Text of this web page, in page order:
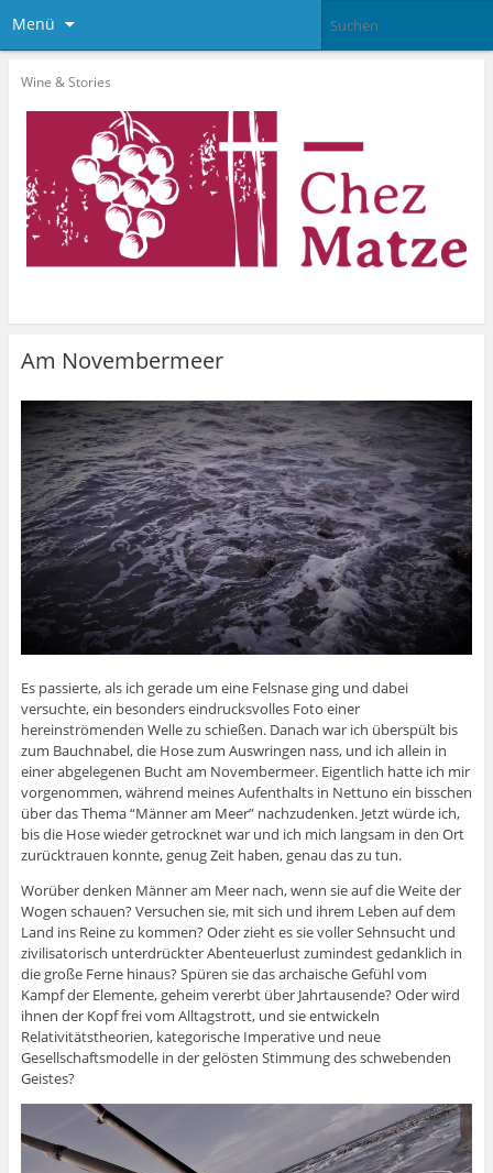
Menü
Wine & Stories
Am Novembermeer
Es passierte, als ich gerade um eine Felsnase ging und dabei
versuchte, ein besonders eindrucksvolles Foto einer
hereinströmenden Welle zu schießen. Danach war ich überspült bis
zum Bauchnabel, die Hose zum Auswringen nass, und ich allein in
einer abgelegenen Bucht am Novembermeer. Eigentlich hatte ich mir
vorgenommen, während meines Aufenthalts in Nettuno ein bisschen
über das Thema “Männer am Meer” nachzudenken. Jetzt würde ich,
bis die Hose wieder getrocknet war und ich mich langsam in den Ort
zurücktrauen konnte, genug Zeit haben, genau das zu tun.
Worüber denken Männer am Meer nach, wenn sie auf die Weite der
Wogen schauen? Versuchen sie, mit sich und ihrem Leben auf dem
Land ins Reine zu kommen? Oder zieht es sie voller Sehnsucht und
zivilisatorisch unterdrückter Abenteuerlust zumindest gedanklich in
die große Ferne hinaus? Spüren sie das archaische Gefühl vom
Kampf der Elemente, geheim vererbt über Jahrtausende? Oder wird
ihnen der Kopf frei vom Alltagstrott, und sie entwickeln
Relativitätstheorien, kategorische Imperative und neue
Gesellschaftsmodelle in der gelösten Stimmung des schwebenden
Geistes?